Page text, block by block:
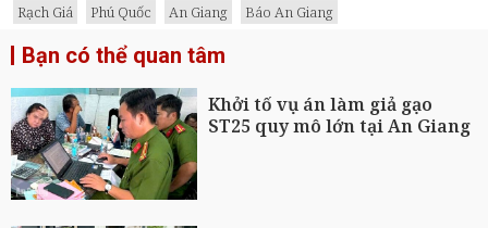
Rạch Giá
Phú Quốc An Giang Báo An Giang
Bạn có thể quan tâm
Khởi tố vụ án làm giả gạo
ST25 quy mô lớn tại An Giang